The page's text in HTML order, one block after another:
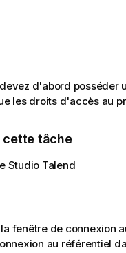
d'abord posséder
les droits d'accès au
cette tâche
Studio Talend
fenêtre de connexion
au référentiel